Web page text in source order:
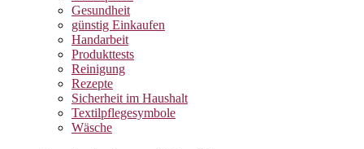
Gesundheit
günstig Einkaufen
Handarbeit
Produkttests
Reinigung
Rezepte
Sicherheit im Haushalt
Textilpflegesymbole
Wäsche